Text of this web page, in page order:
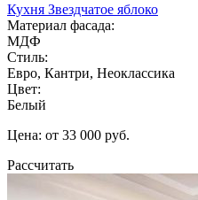
Кухня Звездчатое яблоко
Материал фасада:
МДФ
Стиль:
Евро, Кантри, Неоклассика
Цвет:
Белый
Цена: от 33 000 руб.
Рассчитать